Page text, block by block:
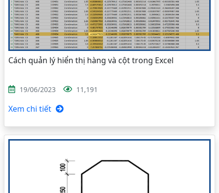
Cách quản lý hiển thị hàng và cột trong Excel
19/06/2023 11,191
Xem chi tiết